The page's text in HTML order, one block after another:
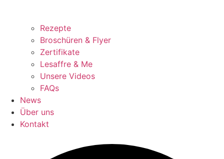
Rezepte
Broschüren & Flyer
Zertifikate
Lesaffre & Me
Unsere Videos
FAQs
News
Über uns
Kontakt